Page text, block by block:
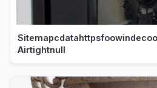
Airtightnull